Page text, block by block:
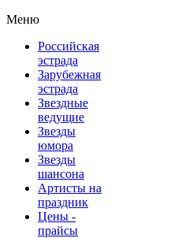
Меню
Российская
эстрада
Зарубежная
эстрада
Звездные
ведущие
Звезды
юмора
Звезды
шансона
Артисты на
праздник
Цены -
прайсы